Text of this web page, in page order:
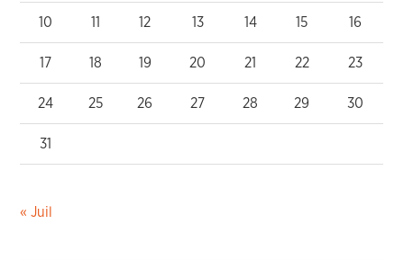
10 11 12 13 14 15 16
17 18 19 20 21 22 23
24 25 26 27 28 29 30
31
« Juil